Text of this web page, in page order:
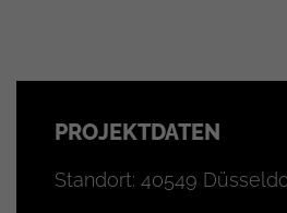
PROJEKTDATEN
Standort: 40549